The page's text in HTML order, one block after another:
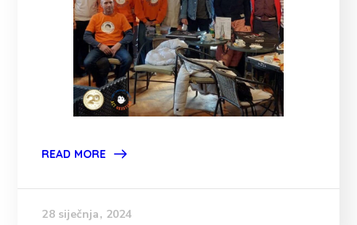
READ MORE
28 siječnja, 2024